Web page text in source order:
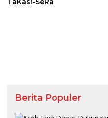
Berita Populer